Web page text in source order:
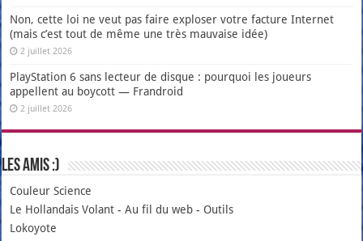
Non, cette loi ne veut pas faire exploser votre facture Internet
(mais c’est tout de même une très mauvaise idée)
2 juillet 2026
PlayStation 6 sans lecteur de disque : pourquoi les joueurs
appellent au boycott — Frandroid
2 juillet 2026
Les amis :)
Couleur Science
Le Hollandais Volant -Au fil du web - Outils
Lokoyote